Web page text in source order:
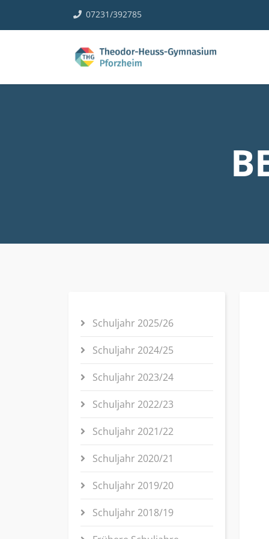
07231/392785
Schuljahr 2025/26
Schuljahr 2024/25
Schuljahr 2023/24
Schuljahr 2022/23
Schuljahr 2021/22
Schuljahr 2020/21
Schuljahr 2019/20
Schuljahr 2018/19